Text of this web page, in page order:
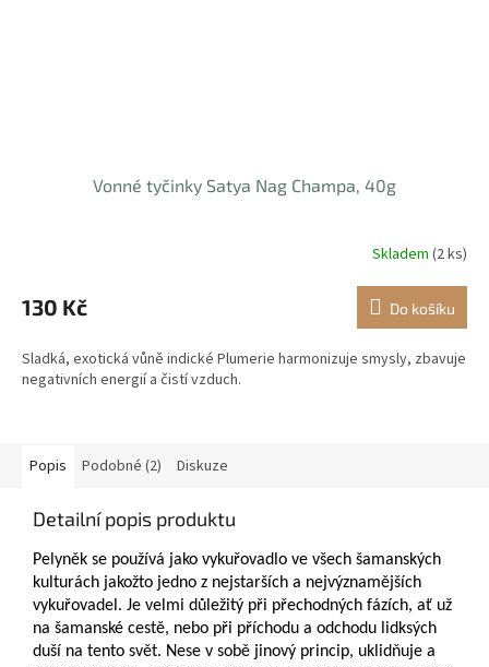
Vonné tyčinky Satya Nag Champa, 40g
Skladem (2 ks)
130 Kč Do košíku
Sladká, exotická vůně indické Plumerie harmonizuje smysly, zbavuje
negativních energií a čistí vzduch.
Popis Podobné (2) Diskuze
Detailní popis produktu
Pelyněk se používá jako vykuřovadlo ve všech šamanských
kulturách jakožto jedno z nejstarších a nejvýznamějších
vykuřovadel. Je velmi důležitý při přechodných fázích, ať už
na šamanské cestě, nebo při příchodu a odchodu lidksých
duší na tento svět. Nese v sobě jinový princip, uklidňuje a